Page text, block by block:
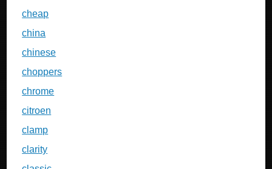
cheap
china
chinese
choppers
chrome
citroen
clamp
clarity